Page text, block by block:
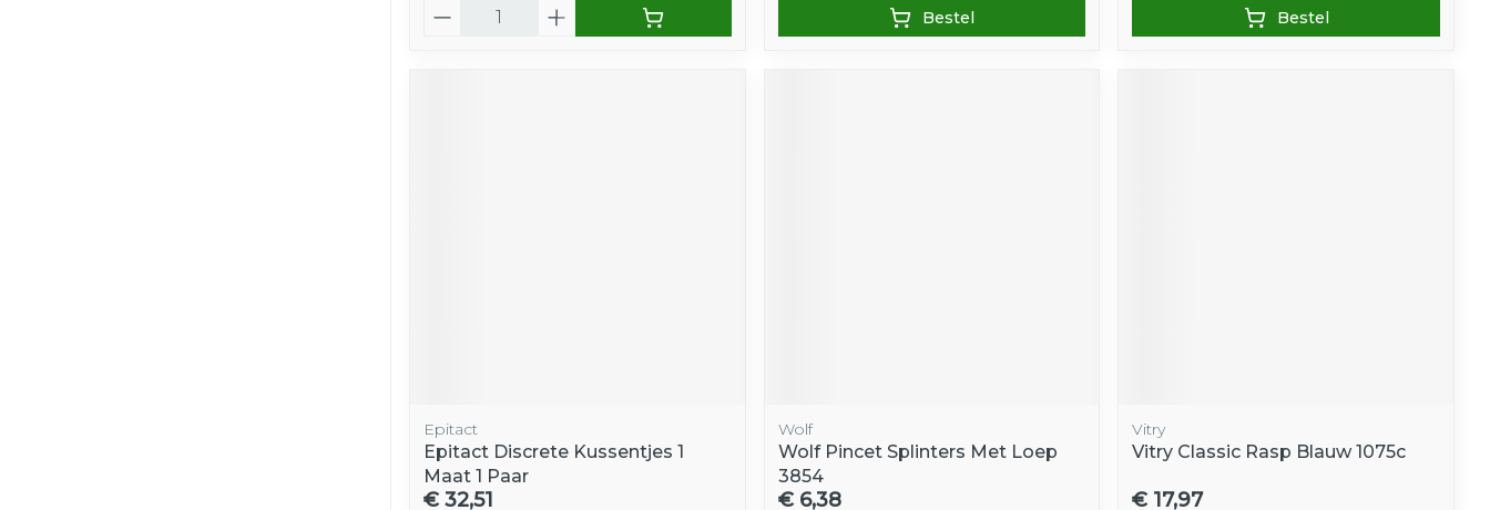
Bestel Bestel
Epitact
Epitact Discrete Kussentjes 1
Maat 1 Paar
€ 32,51
Wolf
Wolf Pincet Splinters Met Loep
3854
€ 6,38
Vitry
Vitry Classic Rasp Blauw 1075c
€ 17,97